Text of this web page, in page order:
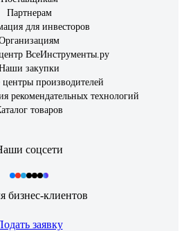
Партнерам
для инвесторов
ВсеИнструменты.ру
закупки
производителей
рекомендательных технологий
товаров
соцсети
бизнес-клиентов
заявку